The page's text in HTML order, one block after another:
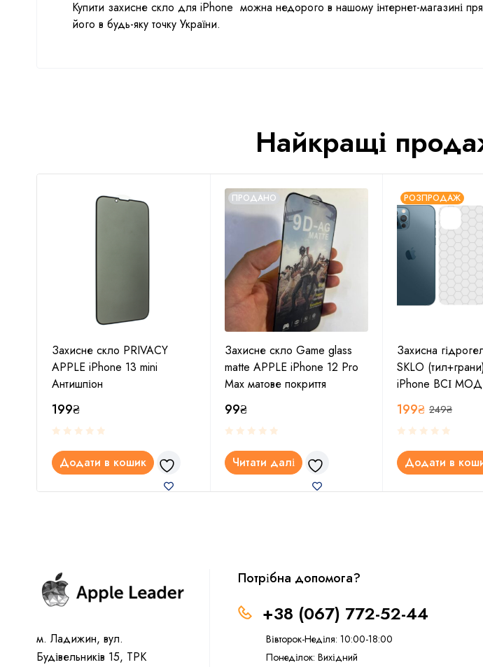
Купити захисне скло для iPhone можна недорого в нашому інтернет-магазині
його в будь-яку точку України.
Найкращі
Захисне скло PRIVACY
APPLE iPhone 13 mini
Антишпіон
199₴
Додати в кошик
ПРОДАНО
Захисне скло Game glass
matte APPLE iPhone 12 Pro
Max матове покриття
99₴
Читати далі
РОЗПРОДАЖ
Захисна
SKLO
iPhone ВСІ
249₴
199₴
Додати в
м. Ладижин, вул.
Будівельників 15, ТРК
Потрібна допомога?
+38 (067) 772-52-44
Вівторок-Неділя: 10:00-18:00
Понеділок: Вихідний